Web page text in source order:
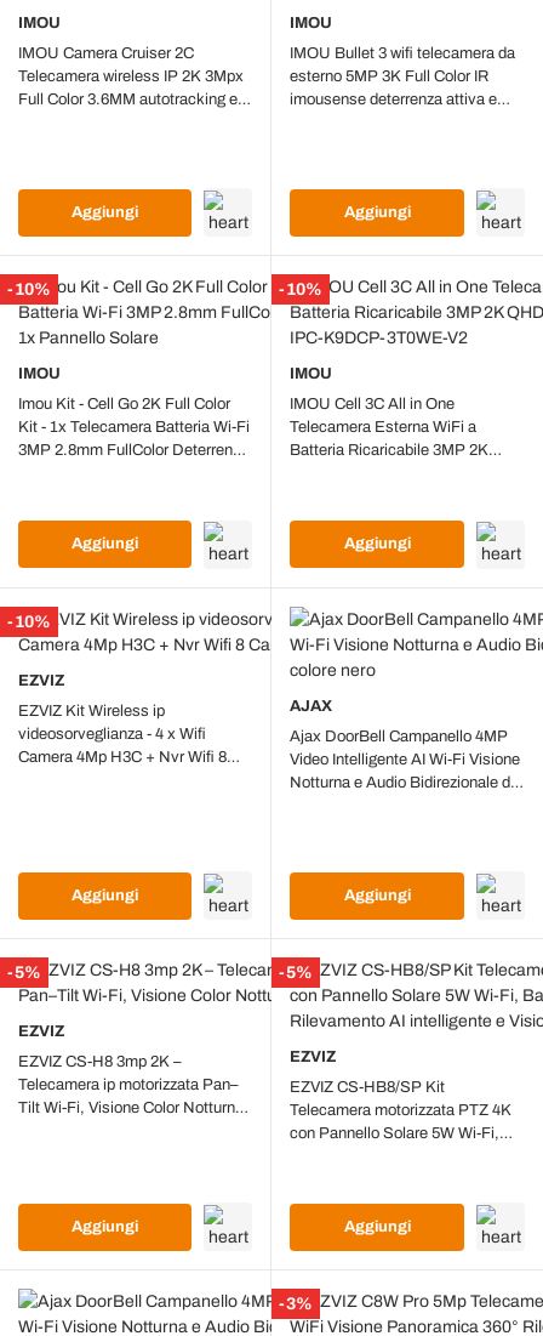
IMOU
IMOU Camera Cruiser 2C
Telecamera wireless IP 2K 3Mpx
Full Color 3.6MM autotracking e
Aggiungi
IMOU
IMOU Bullet 3 wifi telecamera da
esterno 5MP 3K Full Color IR
imousense deterrenza attiva e
Aggiungi
-10%
IMOU
Imou Kit - Cell Go 2K Full Color
Kit - 1x Telecamera Batteria Wi-Fi
3MP 2.8mm FullColor Deterrenza
Aggiungi
-10%
IMOU
IMOU Cell 3C All in One
Telecamera Esterna WiFi a
Batteria Ricaricabile 3MP 2K
Aggiungi
-10%
EZVIZ
EZVIZ Kit Wireless ip
videosorveglianza - 4 x Wifi
Camera 4Mp H3C + Nvr Wifi 8
Aggiungi
AJAX
Ajax DoorBell Campanello 4MP
Video Intelligente AI Wi-Fi Visione
Notturna e Audio Bidirezionale da
Aggiungi
-5%
EZVIZ
EZVIZ CS-H8 3mp 2K –
Telecamera ip motorizzata Pan–
Tilt Wi‑Fi, Visione Color Notturna,
Aggiungi
-5%
EZVIZ
EZVIZ CS-HB8/SP Kit
Telecamera motorizzata PTZ 4K
con Pannello Solare 5W Wi-Fi,
Visione Notturna a Colori
Aggiungi
-3%